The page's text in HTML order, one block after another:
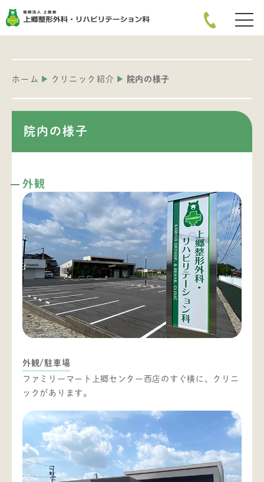
ホーム クリニック紹介 院内の様子
院内の様子
外観
外観/駐車場
ファミリーマート上郷センター西店のすぐ横に、クリニ
ックがあります。